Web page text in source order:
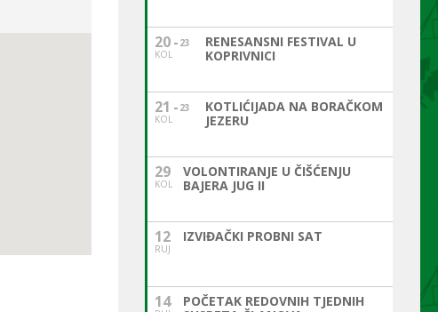
20
KOL
23
RENESANSNI FESTIVAL U
KOPRIVNICI
21
KOL
23
KOTLIĆIJADA NA BORAČKOM
JEZERU
29
KOL
VOLONTIRANJE U ČIŠĆENJU
BAJERA JUG II
12
RUJ
IZVIĐAČKI PROBNI SAT
14
POČETAK REDOVNIH TJEDNIH